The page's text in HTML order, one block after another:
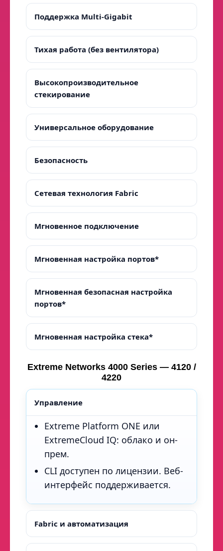
Поддержка Multi-Gigabit
Тихая работа (без вентилятора)
Высокопроизводительное
стекирование
Универсальное оборудование
Безопасность
Сетевая технология Fabric
Мгновенное подключение
Мгновенная настройка портов*
Мгновенная безопасная настройка
портов*
Мгновенная настройка стека*
Extreme Networks 4000 Series — 4120 /
4220
Управление
Extreme Platform ONE или
ExtremeCloud IQ: облако и он-
прем.
CLI доступен по лицензии. Веб-
интерфейс поддерживается.
Fabric и автоматизация